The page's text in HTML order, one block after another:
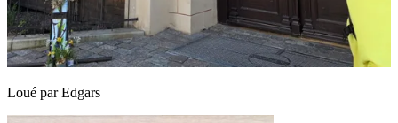
Loué parEdgars